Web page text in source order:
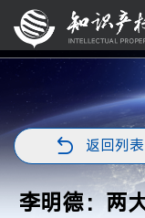
返回列表
李明德：两